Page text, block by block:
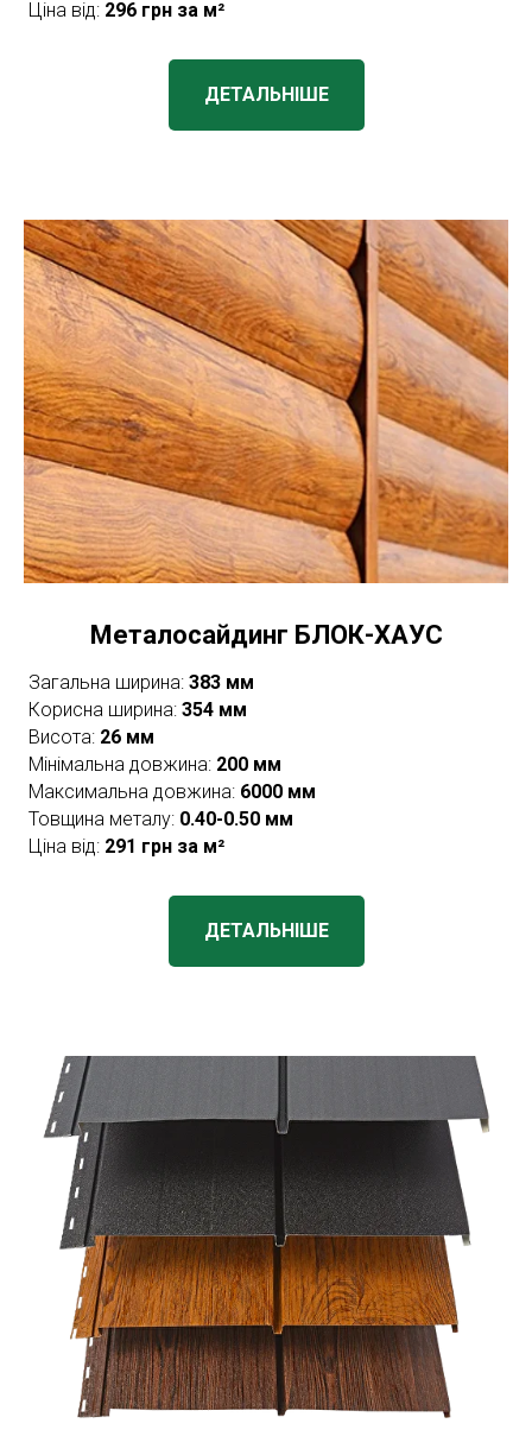
Ціна від: 296 грн за м²
ДЕТАЛЬНІШЕ
Металосайдинг БЛОК-ХАУС
Загальна ширина: 383 мм
Корисна ширина: 354 мм
Висота: 26 мм
Мінімальна довжина: 200 мм
Максимальна довжина: 6000 мм
Товщина металу: 0.40-0.50 мм
Ціна від: 291 грн за м²
ДЕТАЛЬНІШЕ